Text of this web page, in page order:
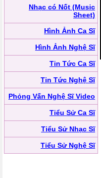
Nhạc có Nốt (Music
Sheet)
Hình Ảnh Ca Sĩ
Hình Ảnh Nghệ Sĩ
Tin Tức Ca Sĩ
Tin Tức Nghệ Sĩ
Phỏng Vấn Nghệ Sĩ Video
Tiểu Sử Ca Sĩ
Tiểu Sử Nhạc Sĩ
Tiểu Sử Nghệ Sĩ